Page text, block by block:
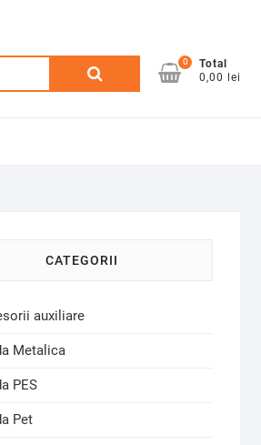
0
Total
0,00 lei
CATEGORII
auxiliare
Metalica
PES
Pet